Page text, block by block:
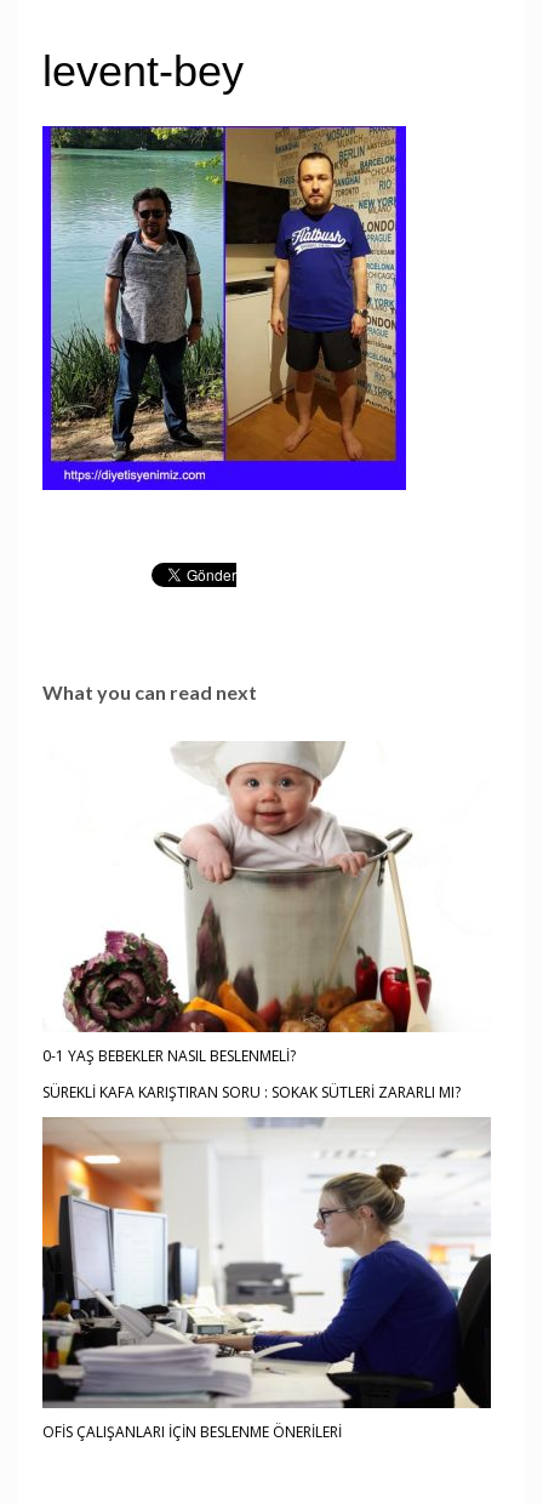
levent-bey
What you can read next
0-1 YAŞ BEBEKLER NASIL BESLENMELİ?
SÜREKLİ KAFA KARIŞTIRAN SORU : SOKAK SÜTLERİ ZARARLI MI?
OFİS ÇALIŞANLARI İÇİN BESLENME ÖNERİLERİ